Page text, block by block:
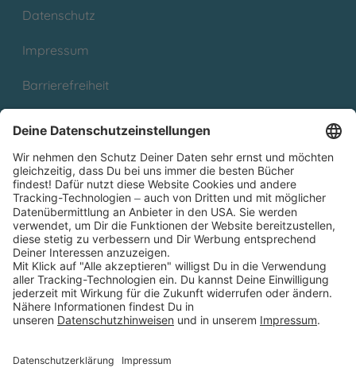
Datenschutz
Impressum
Barrierefreiheit
Partnerprogramm (Affiliate)
Folge uns auf
* Versandkostenfrei ab 9,00 € Bestellwert innerhalb
Deutschlands
** Lieferzeit 1-3 Werktage innerhalb Deutschlands
Thienemann-Esslinger Verlag GmbH, Blumenstraße 36, D-70182